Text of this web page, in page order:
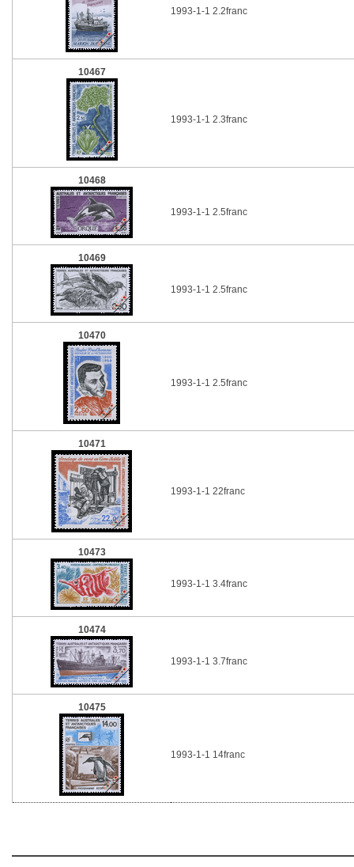
1993-1-1 2.2franc
10467
1993-1-1 2.3franc
10468
1993-1-1 2.5franc
10469
1993-1-1 2.5franc
10470
1993-1-1 2.5franc
10471
1993-1-1 22franc
10473
1993-1-1 3.4franc
10474
1993-1-1 3.7franc
10475
1993-1-1 14franc